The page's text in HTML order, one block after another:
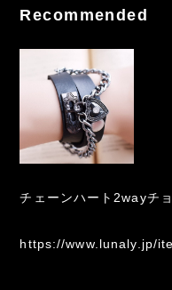
Recommended
チェーンハート2wayチ
https://www.lunaly.jp/